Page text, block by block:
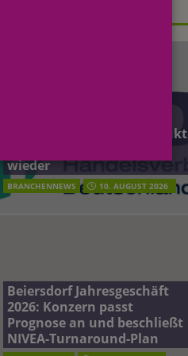
Mitarbeitenden in
Erholung wieder
Verbraucherstimmung sinkt
wieder
BRANCHENNEWS 10. AUGUST 2026
Beiersdorf Jahresgeschäft
2026: Konzern passt
Prognose an und beschließt
NIVEA-Turnaround-Plan